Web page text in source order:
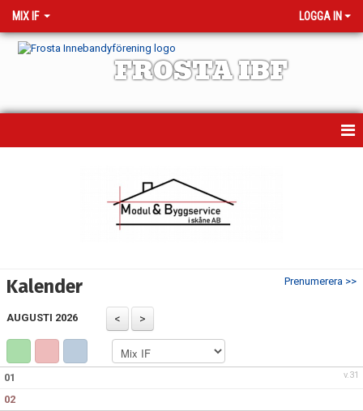
MIX IF LOGGA IN
FROSTA IBF
DOKUMENT
KONTAKT
Prenumerera >>
Kalender
AUGUSTI 2026
v.31
01
02